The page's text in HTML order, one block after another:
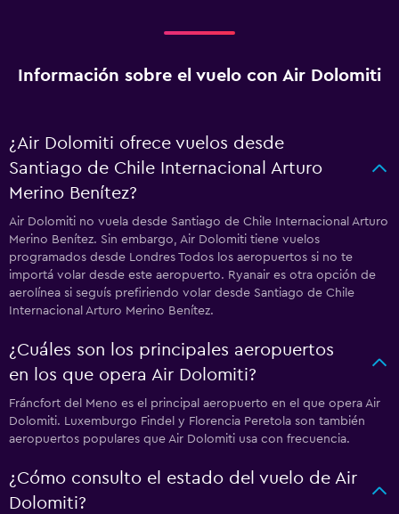
Información sobre el vuelo con Air Dolomiti
¿Air Dolomiti ofrece vuelos desde
Santiago de Chile Internacional Arturo
Merino Benítez?
Air Dolomiti no vuela desde Santiago de Chile Internacional Arturo
Merino Benítez. Sin embargo, Air Dolomiti tiene vuelos
programados desde Londres Todos los aeropuertos si no te
importá volar desde este aeropuerto. Ryanair es otra opción de
aerolínea si seguís prefiriendo volar desde Santiago de Chile
Internacional Arturo Merino Benítez.
¿Cuáles son los principales aeropuertos
en los que opera Air Dolomiti?
Fráncfort del Meno es el principal aeropuerto en el que opera Air
Dolomiti. Luxemburgo Findel y Florencia Peretola son también
aeropuertos populares que Air Dolomiti usa con frecuencia.
¿Cómo consulto el estado del vuelo de Air
Dolomiti?